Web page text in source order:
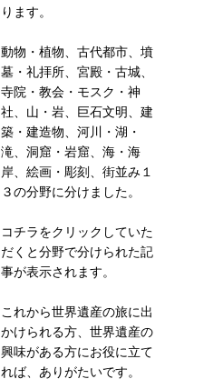
ります。
動物・植物、古代都市、墳
墓・礼拝所、宮殿・古城、
寺院・教会・モスク・神
社、山・岩、巨石文明、建
築・建造物、河川・湖・
滝、洞窟・岩窟、海・海
岸、絵画・彫刻、街並み１
３の分野に分けました。
コチラをクリックしていた
だくと分野で分けられた記
事が表示されます。
これから世界遺産の旅に出
かけられる方、世界遺産の
興味がある方にお役に立て
れば、ありがたいです。